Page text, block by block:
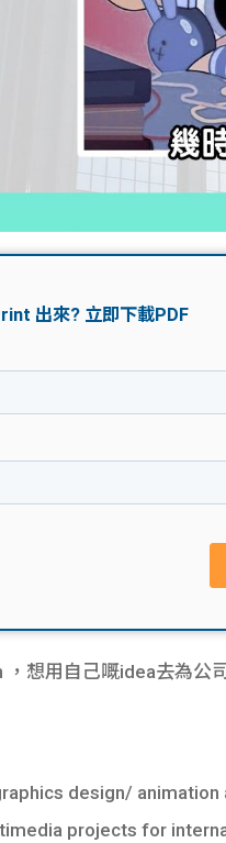
想用自己嘅idea去為公
design/
projects for